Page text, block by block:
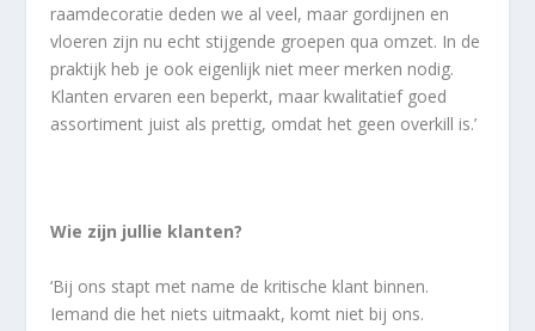
raamdecoratie deden we al veel, maar gordijnen en
vloeren zijn nu echt stijgende groepen qua omzet. In de
praktijk heb je ook eigenlijk niet meer merken nodig.
Klanten ervaren een beperkt, maar kwalitatief goed
assortiment juist als prettig, omdat het geen overkill is.’
Wie zijn jullie klanten?
‘Bij ons stapt met name de kritische klant binnen.
Iemand die het niets uitmaakt, komt niet bij ons.